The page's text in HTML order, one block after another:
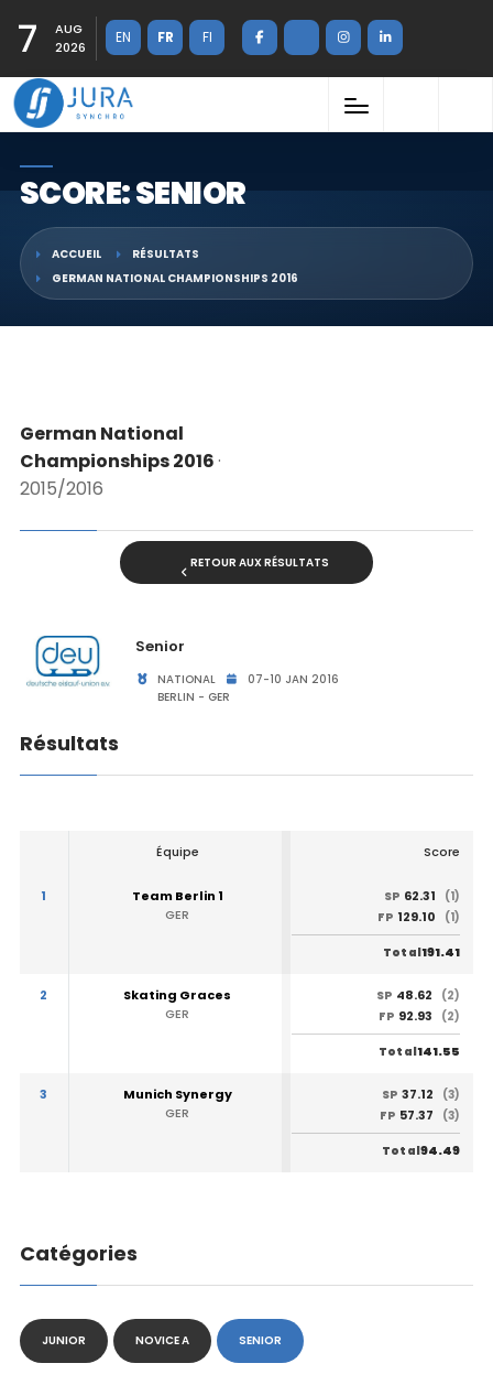
7
AUG
2026
EN FR FI
SCORE: SENIOR
ACCUEIL
RÉSULTATS
GERMAN NATIONAL CHAMPIONSHIPS 2016
German National
Championships 2016·
2015/2016
RETOUR AUX RÉSULTATS
Senior
NATIONAL
07-10 JAN 2016
BERLIN - GER
Résultats
Équipe Score
1
Team Berlin 1
GER
SP 62.31
(1)
FP 129.10 (1)
Total191.41
2
Skating Graces
GER
SP 48.62
(2)
FP 92.93 (2)
Total141.55
3
Munich Synergy
GER
SP 37.12
(3)
FP 57.37 (3)
Total94.49
Catégories
JUNIOR NOVICE A SENIOR